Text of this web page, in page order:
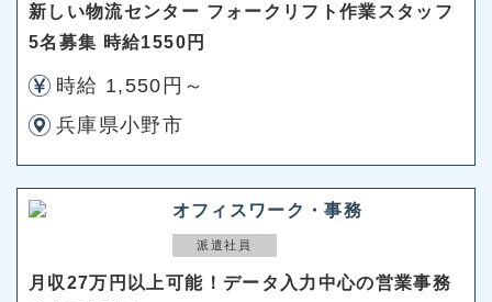
新しい物流センター フォークリフト作業スタッフ
5名募集 時給1550円
時給 1,550円～
兵庫県小野市
オフィスワーク・事務
派遣社員
月収27万円以上可能！データ入力中心の営業事務